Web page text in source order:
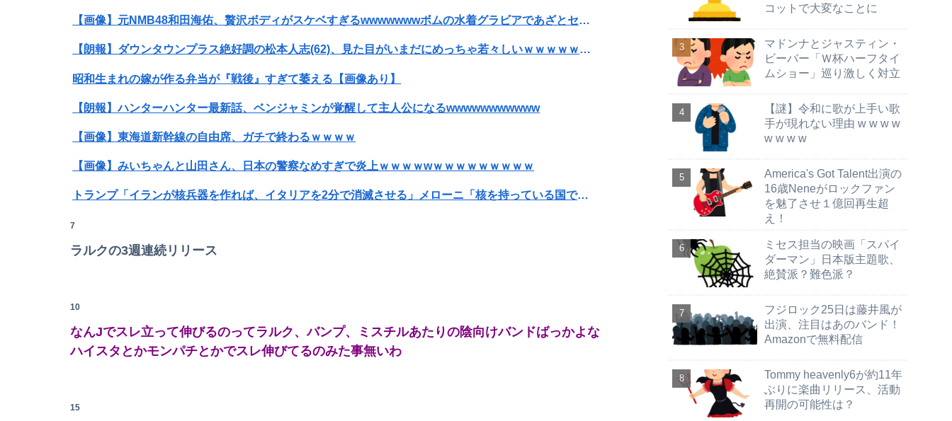
【画像】元NMB48和田海佑、贅沢ボディがスケベすぎるwwwwwwwボムの水着グラビアであざとセクシー爆発！！！
【朗報】ダウンタウンプラス絶好調の松本人志(62)、見た目がいまだにめっちゃ若々しいｗｗｗｗｗｗｗｗｗｗｗｗｗｗｗｗｗｗｗｗｗ（画像あり）
昭和生まれの嫁が作る弁当が『戦後』すぎて萎える【画像あり】
【朗報】ハンターハンター最新話、ベンジャミンが覚醒して主人公になるwwwwwwwwwww
【画像】東海道新幹線の自由席、ガチで終わるｗｗｗｗ
【画像】みいちゃんと山田さん、日本の警察なめすぎで炎上ｗｗｗｗwｗｗｗｗｗｗｗｗｗ
トランプ「イランが核兵器を作れば、イタリアを2分で消滅させる」メローニ「核を持っている国で実際に使ったアホはアメリカだけｗ」
【速報】USスチール、1800億円の黒字wwwwwwwwwwwwwwwwwwwwwwww
【画像】女性、『大人のおもちゃ』を入れたままMRI検査を受けた結果 →
レインボー池田、超美人女子アナと結婚wwwwwww
7
ラルクの3週連続リリース
10
なんJでスレ立って伸びるのってラルク、バンプ、ミスチルあたりの陰向けバンドばっかよな
ハイスタとかモンパチとかでスレ伸びてるのみた事無いわ
15
コットで大変なことに
マドンナとジャスティン・
ビーバー「Ｗ杯ハーフタイ
ムショー」巡り激しく対立
【謎】令和に歌が上手い歌
手が現れない理由 w w w w
w w w w
America's Got Talent出演の
16歳Neneがロックファン
を魅了させ１億回再生超
え！
ミセス担当の映画「スパイ
ダーマン」日本版主題歌、
絶賛派？難色派？
フジロック25日は藤井風が
出演、注目はあのバンド！
Amazonで無料配信
Tommy heavenly6が約11年
ぶりに楽曲リリース、活動
再開の可能性は？